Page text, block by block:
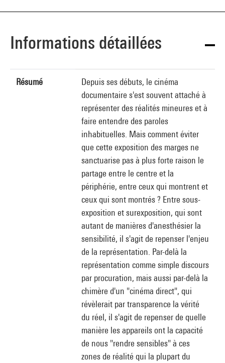
Informations détaillées
Résumé
Depuis ses débuts, le cinéma
documentaire s'est souvent attaché à
représenter des réalités mineures et à
faire entendre des paroles
inhabituelles. Mais comment éviter
que cette exposition des marges ne
sanctuarise pas à plus forte raison le
partage entre le centre et la
périphérie, entre ceux qui montrent et
ceux qui sont montrés ? Entre sous-
exposition et surexposition, qui sont
autant de manières d'anesthésier la
sensibilité, il s'agit de repenser l'enjeu
de la représentation. Par-delà la
représentation comme simple discours
par procuration, mais aussi par-delà la
chimère d'un "cinéma direct", qui
révèlerait par transparence la vérité
du réel, il s'agit de repenser de quelle
manière les appareils ont la capacité
de nous "rendre sensibles" à ces
zones de réalité qui la plupart du